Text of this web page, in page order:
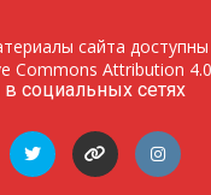
сайта
Commons Attribution
в социальных сетях